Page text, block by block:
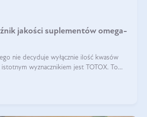
jakości suplementów omega-
nie decyduje wyłącznie ilość kwasów
wyznacznikiem jest TOTOX. To